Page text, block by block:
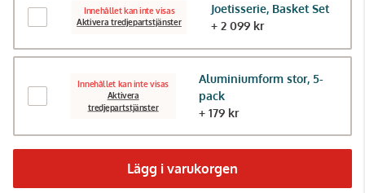
Innehållet kan inte visas
Aktivera tredjepartstjänster
Joetisserie, Basket Set
+ 2 099 kr
Innehållet kan inte visas
Aktivera
tredjepartstjänster
Aluminiumform stor, 5-
pack
+ 179 kr
Lägg i varukorgen